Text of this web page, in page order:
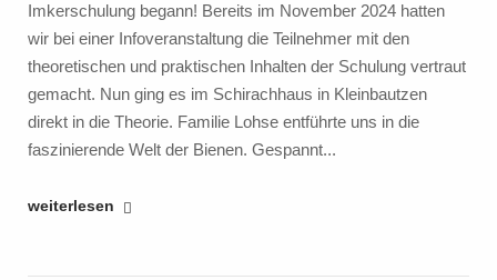
Imkerschulung begann! Bereits im November 2024 hatten
wir bei einer Infoveranstaltung die Teilnehmer mit den
theoretischen und praktischen Inhalten der Schulung vertraut
gemacht. Nun ging es im Schirachhaus in Kleinbautzen
direkt in die Theorie. Familie Lohse entführte uns in die
faszinierende Welt der Bienen. Gespannt...
"Begeisternde
weiterlesen